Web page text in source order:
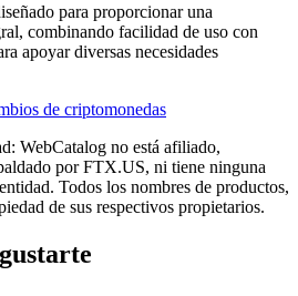
para proporcionar una
combinando facilidad de uso con
apoyar diversas necesidades
de criptomonedas
WebCatalog no está afiliado,
por FTX.US, ni tiene ninguna
Todos los nombres de productos,
de sus respectivos propietarios.